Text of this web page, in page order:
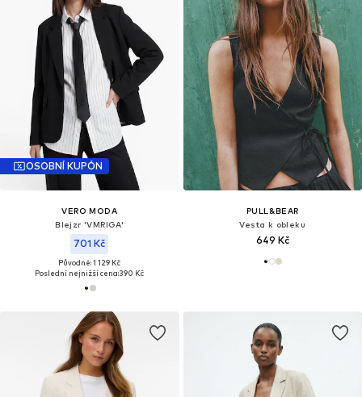
OSOBNÍ KUPÓN
VERO MODA
Blejzr 'VMRIGA'
701 Kč
Původně: 1 129 Kč
Poslední nejnižší cena:390 Kč
PULL&BEAR
Vesta k obleku
649 Kč